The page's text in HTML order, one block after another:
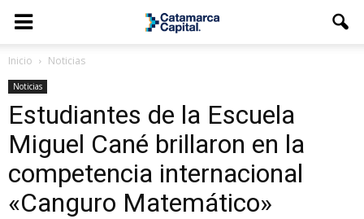
Inicio Noticias
Noticias
Estudiantes de la Escuela
Miguel Cané brillaron en la
competencia internacional
«Canguro Matemático»